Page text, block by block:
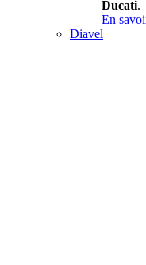
Ducati.
En
Diavel